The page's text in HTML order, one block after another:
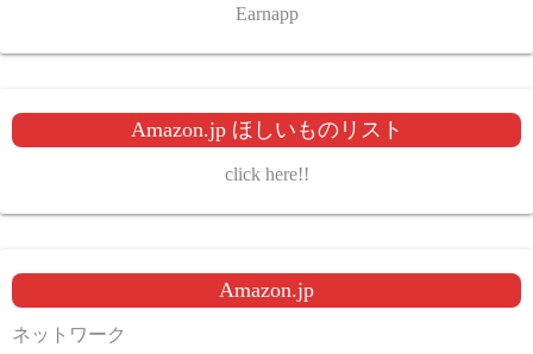
Earnapp
Amazon.jp ほしいものリスト
click here!!
Amazon.jp
ネットワーク